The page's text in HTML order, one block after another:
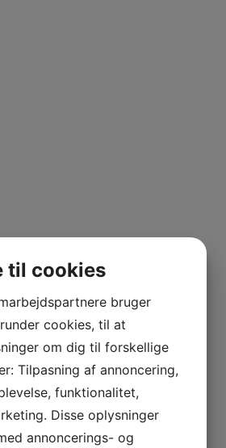
til cookies
bruger
cookies, til at
om dig til forskellige
Tilpasning af annoncering,
funktionalitet,
Disse oplysninger
annoncerings- og